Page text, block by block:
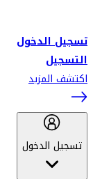
تسجيل الدخول
التسجيل
اكتشف المزيد
تسجيل الدخول